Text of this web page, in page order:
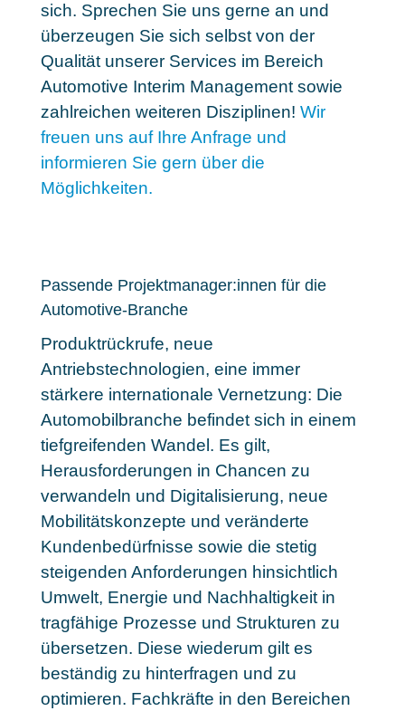
sich. Sprechen Sie uns gerne an und
überzeugen Sie sich selbst von der
Qualität unserer Services im Bereich
Automotive Interim Management sowie
zahlreichen weiteren Disziplinen! Wir
freuen uns auf Ihre Anfrage und
informieren Sie gern über die
Möglichkeiten.
Passende Projektmanager:innen für die
Automotive-Branche
Produktrückrufe, neue
Antriebstechnologien, eine immer
stärkere internationale Vernetzung: Die
Automobilbranche befindet sich in einem
tiefgreifenden Wandel. Es gilt,
Herausforderungen in Chancen zu
verwandeln und Digitalisierung, neue
Mobilitätskonzepte und veränderte
Kundenbedürfnisse sowie die stetig
steigenden Anforderungen hinsichtlich
Umwelt, Energie und Nachhaltigkeit in
tragfähige Prozesse und Strukturen zu
übersetzen. Diese wiederum gilt es
beständig zu hinterfragen und zu
optimieren. Fachkräfte in den Bereichen